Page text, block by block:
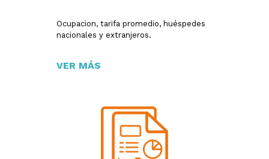
Ocupacion, tarifa promedio, huéspedes
nacionales y extranjeros.
VER MÁS